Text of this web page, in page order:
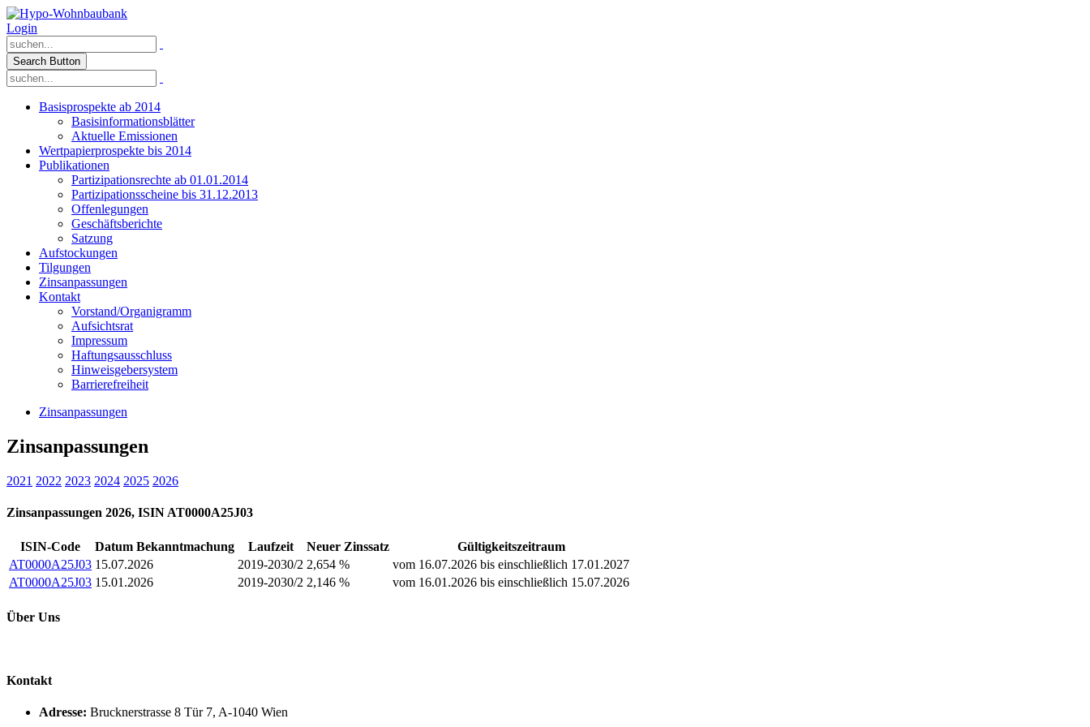
Login
Search Button
Basisprospekte ab 2014
Basisinformationsblätter
Aktuelle Emissionen
Wertpapierprospekte bis 2014
Publikationen
Partizipationsrechte ab 01.01.2014
Partizipationsscheine bis 31.12.2013
Offenlegungen
Geschäftsberichte
Satzung
Aufstockungen
Tilgungen
Zinsanpassungen
Kontakt
Vorstand/Organigramm
Aufsichtsrat
Impressum
Haftungsausschluss
Hinweisgebersystem
Barrierefreiheit
Zinsanpassungen
Zinsanpassungen
2021 2022 2023 2024 2025 2026
Zinsanpassungen 2026, ISIN AT0000A25J03
ISIN-Code Datum Bekanntmachung Laufzeit Neuer Zinssatz
Gültigkeitszeitraum
AT0000A25J03 15.07.2026 2019-2030/2 2,654 %
vom 16.07.2026 bis einschließlich 17.01.2027
AT0000A25J03 15.01.2026 2019-2030/2 2,146 % vom 16.01.2026 bis einschließlich 15.07.2026
Über Uns
Kontakt
Adresse: Brucknerstrasse 8 Tür 7, A-1040 Wien